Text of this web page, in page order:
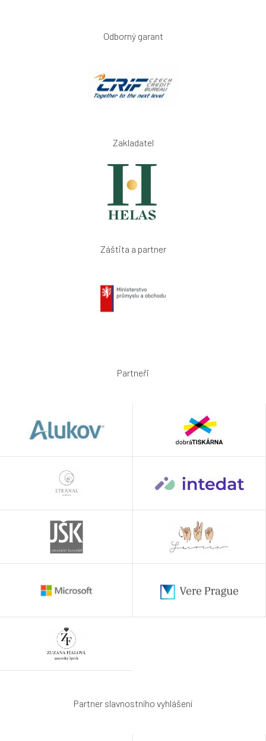
Odborný garant
Zakladatel
Záštita a partner
Partneři
Partner slavnostního vyhlášení